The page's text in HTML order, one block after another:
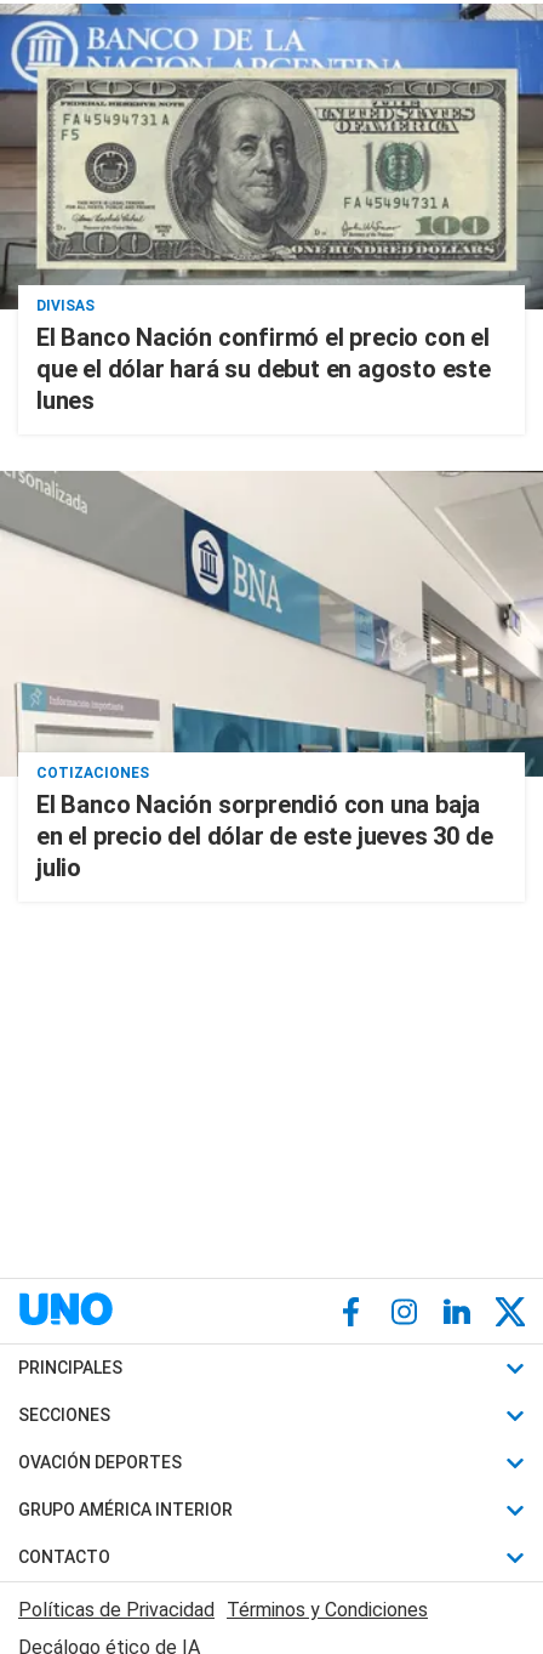
DIVISAS
El Banco Nación confirmó el precio con el
que el dólar hará su debut en agosto este
lunes
COTIZACIONES
El Banco Nación sorprendió con una baja
en el precio del dólar de este jueves 30 de
julio
PRINCIPALES
Últimas Noticias
Política
Judiciales
Economia
SECCIONES
Horóscopo
Motores
Trucos caseros
Series y Películas
OVACIÓN DEPORTES
Fútbol
Mundial
Automovilismo
Rugby
GRUPO AMÉRICA INTERIOR
Canal 7 en Vivo
CONTACTO
Acerca de Nosotros
Contactanos
Políticas de Privacidad
Términos y Condiciones
Decálogo ético de IA